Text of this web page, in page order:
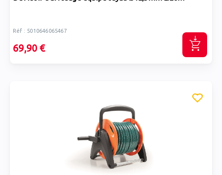
Réf : 5010646065467
69,90 €